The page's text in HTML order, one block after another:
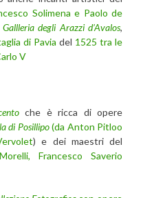
Solimena e Paolo de
Gallleria degli Arazzi d’Avalos,
di Pavia del 1525 tra le
di Carlo V
che è ricca di opere
di Posillipo(da Anton Pitloo
) e dei maestri del
Francesco Saverio